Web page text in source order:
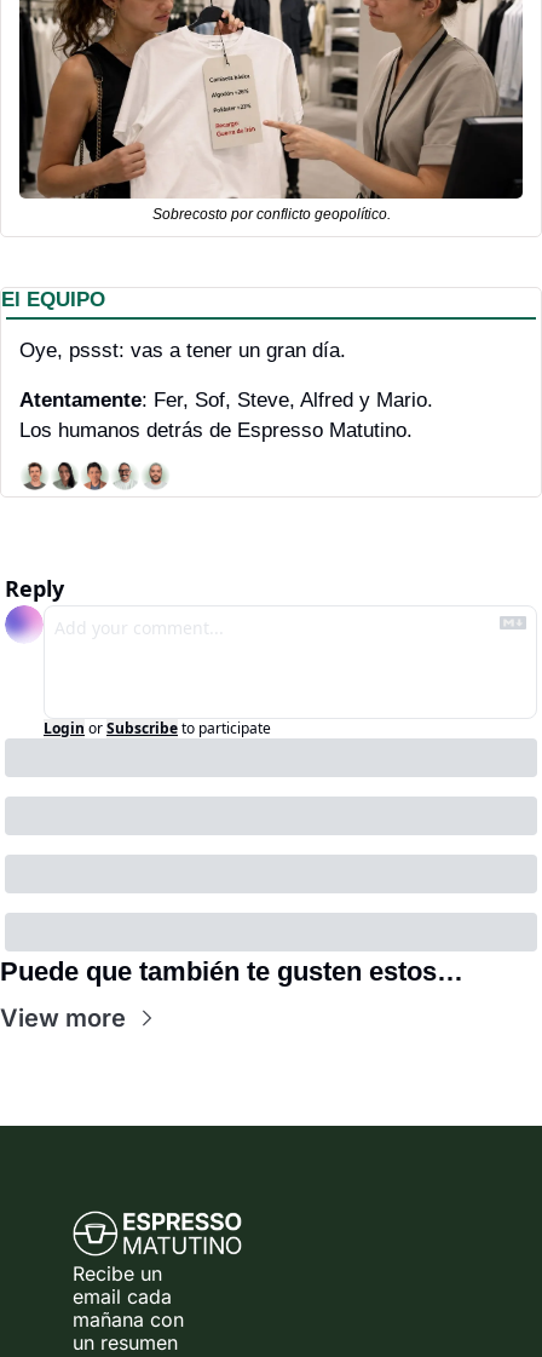
Sobrecosto por conflicto geopolítico.
El EQUIPO
Oye, pssst: vas a tener un gran día.
Atentamente: Fer, Sof, Steve, Alfred y Mario.
Los humanos detrás de Espresso Matutino.
Reply
Login orSubscribeto participate
Puede que también te gusten estos…
View more
Recibe un
email cada
mañana con
un resumen